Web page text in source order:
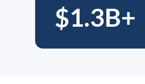
$1.3B+